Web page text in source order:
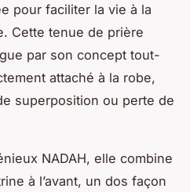
pour faciliter la vie à la
Cette tenue de prière
par son concept tout-
attaché à la robe,
superposition ou perte de
NADAH, elle combine
à l’avant, un dos façon